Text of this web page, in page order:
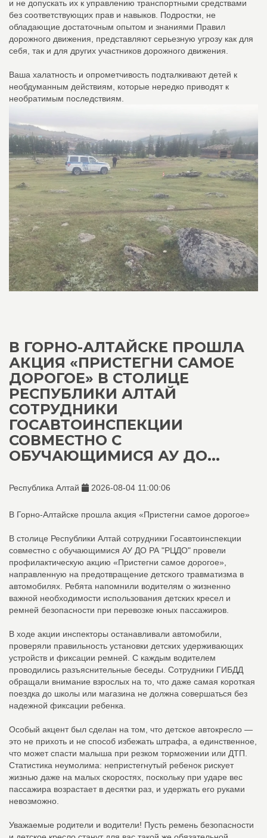
и не допускать их к управлению транспортными средствами
без соответствующих прав и навыков. Подростки, не
обладающие достаточным опытом и знаниями Правил
дорожного движения, представляют серьезную угрозу как для
себя, так и для других участников дорожного движения.
Ваша халатность и опрометчивость подталкивают детей к
необдуманным действиям, которые нередко приводят к
необратимым последствиям.
В ГОРНО-АЛТАЙСКЕ ПРОШЛА
АКЦИЯ «ПРИСТЕГНИ САМОЕ
ДОРОГОЕ» В СТОЛИЦЕ
РЕСПУБЛИКИ АЛТАЙ
СОТРУДНИКИ
ГОСАВТОИНСПЕКЦИИ
СОВМЕСТНО С
ОБУЧАЮЩИМИСЯ АУ ДО...
Республика Алтай 2026-08-04 11:00:06
В Горно-Алтайске прошла акция «Пристегни самое дорогое»
В столице Республики Алтай сотрудники Госавтоинспекции
совместно с обучающимися АУ ДО РА "РЦДО" провели
профилактическую акцию «Пристегни самое дорогое»,
направленную на предотвращение детского травматизма в
автомобилях. Ребята напомнили водителям о жизненно
важной необходимости использования детских кресел и
ремней безопасности при перевозке юных пассажиров.
В ходе акции инспекторы останавливали автомобили,
проверяли правильность установки детских удерживающих
устройств и фиксации ремней. С каждым водителем
проводились разъяснительные беседы. Сотрудники ГИБДД
обращали внимание взрослых на то, что даже самая короткая
поездка до школы или магазина не должна совершаться без
надежной фиксации ребенка.
Особый акцент был сделан на том, что детское автокресло —
это не прихоть и не способ избежать штрафа, а единственное,
что может спасти малыша при резком торможении или ДТП.
Статистика неумолима: непристегнутый ребенок рискует
жизнью даже на малых скоростях, поскольку при ударе вес
пассажира возрастает в десятки раз, и удержать его руками
невозможно.
Уважаемые родители и водители! Пусть ремень безопасности